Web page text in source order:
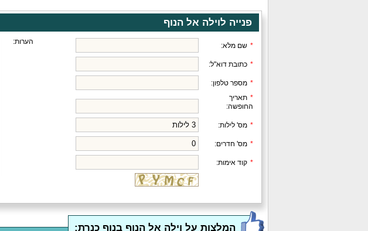
פנייה לוילה אל הנוף
הערות: * שם מלא:
* כתובת דוא"ל:
* מספר טלפון:
* תאריך
החופשה:
* מס' לילות:
* מס' חדרים:
* קוד אימות:
המלצות על וילה אל הנוף בנוף כנרת: